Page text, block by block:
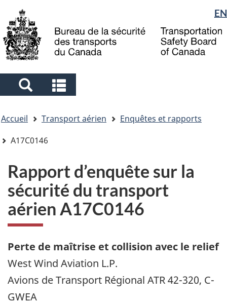
to
main
to
"About
government"
à
la
Sélection
de
la
langue
EN
Search
and
menus
and
menus
êtes
ici
Accueil Transport aérien
Enquêtes et rapports
A17C0146
Rapport d’enquête sur la
sécurité du transport
aérien A17C0146
Perte de maîtrise et collision avec le relief
West Wind Aviation L.P.
Avions de Transport Régional ATR 42-320, C-
GWEA